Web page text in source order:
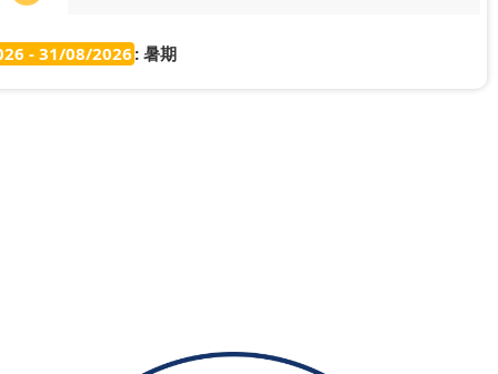
- 31/08/2026 : 暑期